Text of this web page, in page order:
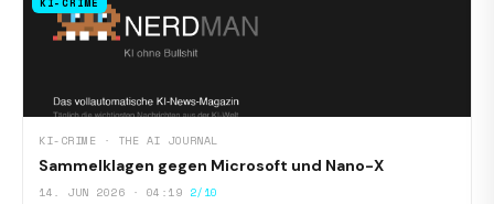
KI-CRIME · THE AI JOURNAL
Sammelklagen gegen Microsoft und Nano-X
14. JUN 2026 · 04:19 2/10